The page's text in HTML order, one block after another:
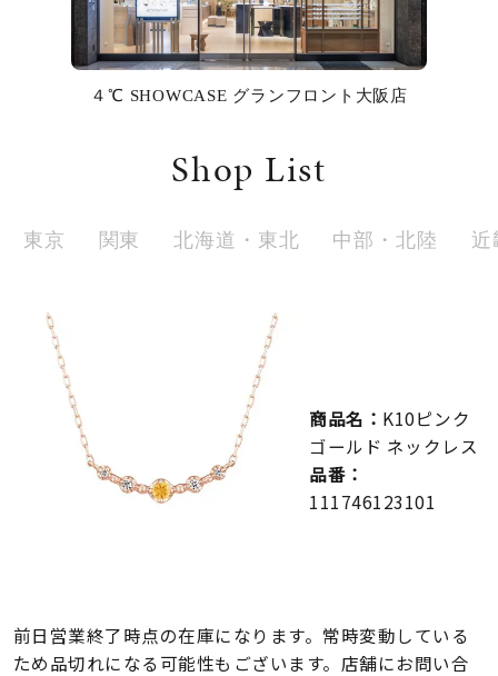
ファッションテイスト
着用シーン
リングサイズ
在庫ありのみ すべて表示
４℃ SHOWCASE グランフロント大阪店
Shop List
東京 関東 北海道・東北 中部・北陸 近
商品名： K10ピンク
ゴールド ネックレス
品番：
111746123101
前日営業終了時点の在庫になります。常時変動している
ため品切れになる可能性もございます。店舗にお問い合